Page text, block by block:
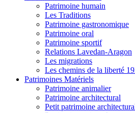
Patrimoine humain
Les Traditions
Patrimoine gastronomique
Patrimoine oral
Patrimoine sportif
Relations Lavedan-Aragon
Les migrations
Les chemins de la liberté
Patrimoines Matériels
Patrimoine animalier
Patrimoine architectural
Petit patrimoine